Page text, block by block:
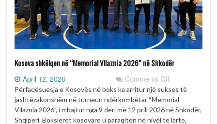
Kosova shkëlqen në “Memorial Vllaznia 2026” në Shkodër
April 12, 2026 Comments Offon
Kosova
shkëlqen
në
“Memorial
Përfaqësuesja e Kosovës në boks ka arritur një sukses të
jashtëzakonshëm në turneun ndërkombëtar “Memorial
Vllaznia 2026”, i mbajtur nga 9 deri më 12 prill 2026 në Shkodër,
Shqipëri. Boksierët kosovarë u paraqitën në nivel të lartë,